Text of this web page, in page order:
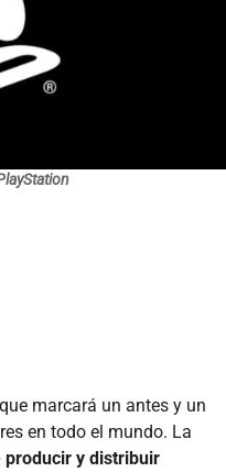
marcará un antes y un
en todo el mundo. La
producir y distribuir